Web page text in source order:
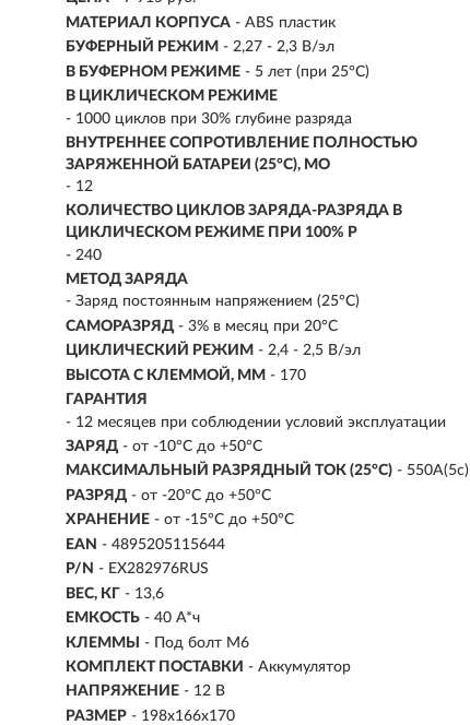
МАТЕРИАЛ КОРПУСА - ABS пластик
БУФЕРНЫЙ РЕЖИМ - 2,27 - 2,3 В/эл
В БУФЕРНОМ РЕЖИМЕ - 5 лет (при 25°С)
В ЦИКЛИЧЕСКОМ РЕЖИМЕ
- 1000 циклов при 30% глубине разряда
ВНУТРЕННЕЕ СОПРОТИВЛЕНИЕ ПОЛНОСТЬЮ
ЗАРЯЖЕННОЙ БАТАРЕИ (25°С), МО
- 12
КОЛИЧЕСТВО ЦИКЛОВ ЗАРЯДА-РАЗРЯДА В
ЦИКЛИЧЕСКОМ РЕЖИМЕ ПРИ 100% Р
- 240
МЕТОД ЗАРЯДА
- Заряд постоянным напряжением (25°С)
САМОРАЗРЯД - 3% в месяц при 20°С
ЦИКЛИЧЕСКИЙ РЕЖИМ - 2,4 - 2,5 В/эл
ВЫСОТА C КЛЕММОЙ, ММ - 170
ГАРАНТИЯ
- 12 месяцев при соблюдении условий эксплуатации
ЗАРЯД - от -10°С до +50°С
МАКСИМАЛЬНЫЙ РАЗРЯДНЫЙ ТОК (25°С) - 550A(5c)
РАЗРЯД - от -20°С до +50°С
ХРАНЕНИЕ - от -15°С до +50°С
EAN - 4895205115644
P/N - EX282976RUS
ВЕС, КГ - 13,6
ЕМКОСТЬ - 40 А*ч
КЛЕММЫ
- Под болт M6
КОМПЛЕКТ ПОСТАВКИ - Аккумулятор
НАПРЯЖЕНИЕ - 12 В
РАЗМЕР - 198x166x170